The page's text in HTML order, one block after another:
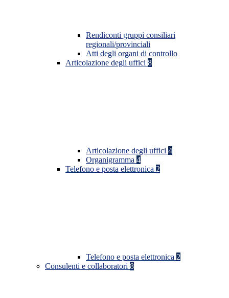
Rendiconti gruppi consiliari
regionali/provinciali
Atti degli organi di controllo
Articolazione degli uffici 8
Articolazione degli uffici 4
Organigramma 4
Telefono e posta elettronica 2
Telefono e posta elettronica 2
Consulenti e collaboratori 8